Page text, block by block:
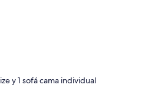
y 1 sofá cama individual